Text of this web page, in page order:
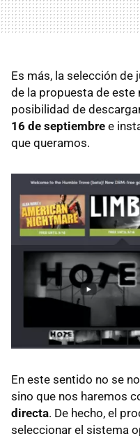
Es más, la selección
de la propuesta de
posibilidad de
16 de septiembre e
que queramos.
En este sentido no se
sino que nos haremos
directa. De hecho, el
seleccionar el sistema